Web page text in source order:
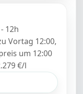
12h
Vortag 12:00,
um 12:00
€/l